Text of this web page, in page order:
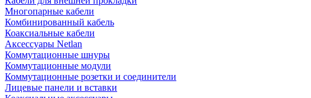
Многопарные кабели
Комбинированный кабель
Коаксиальные кабели
Аксессуары Netlan
Коммутационные шнуры
Коммутационные модули
Коммутационные розетки и соединители
Лицевые панели и вставки